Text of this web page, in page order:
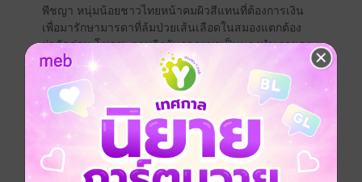
พีชญา หนุ่มน้อยชาวไทยหน้าคมผิวสีแทนที่ต้องการเงิน
เพื่อมารักษามารดาที่ล้มป่วยเส้นเลือดในสมองแตกต้อง
ผ่าตัดด่วน โชคชะตาพลิกผันกลายมาเป็นนางบำเรอของ
มาเฟียเจ้าของฉายาอสูรหน้าหล่อ อย่างคริสโตเฟอร์ ลูฟ
เฟอร์ มาเฟียอิตาลีอายุห่างกันถึง 16 ปี ปากร้าย แถมยังมี
รสนิยมเซ็กส์ที่ดิบเถื่อนอีกต่างหาก
สัญญาแค่ 6 เดือนเท่านั้น
พีชญาก็จะเป็นทนได้หรือไม่